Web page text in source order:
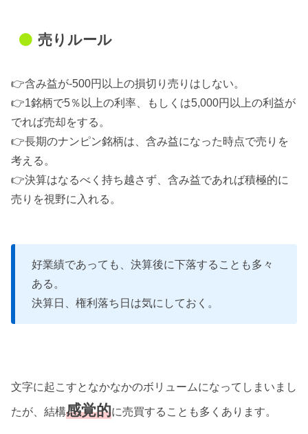
売りルール
👉含み益が-500円以上の損切り売りはしない。
👉1銘柄で5％以上の利率、もしくは5,000円以上の利益が
でれば売却をする。
👉長期のナンピン銘柄は、含み益になった時点で売りを
考える。
👉決算はなるべく持ち越さず、含み益であれば積極的に
売りを視野に入れる。
好業績であっても、決算後に下落することも多々
ある。
決算日、権利落ち日は気にしておく。
文字に起こすとなかなかのボリュームになってしまいまし
たが、結構感覚的に売買することも多くあります。